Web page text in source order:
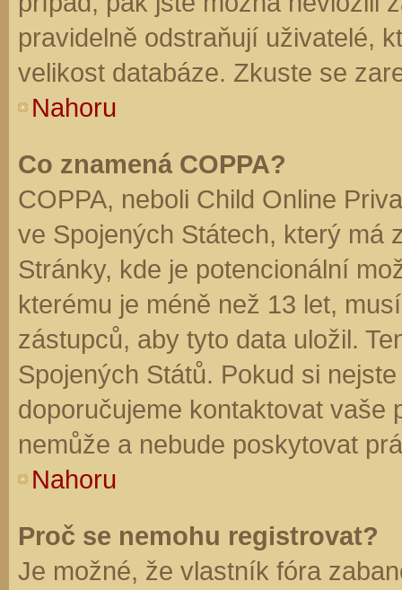
pravidelně odstraňují uživatelé,
velikost databáze. Zkuste se
Nahoru
Co znamená COPPA?
COPPA, neboli Child Online
ve Spojených Státech, který má
Stránky, kde je potencionální
kterému je méně než 13 let,
zástupců, aby tyto data uložil.
Spojených Států. Pokud si
doporučujeme kontaktovat vaše
nemůže a nebude poskytovat
Nahoru
Proč se nemohu registrovat?
Je možné, že vlastník fóra